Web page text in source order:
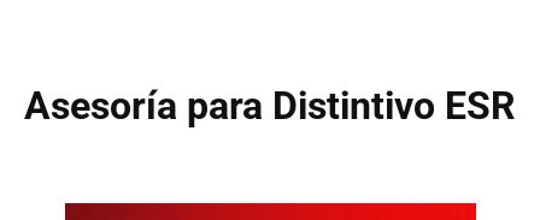
Asesoría para Distintivo ESR